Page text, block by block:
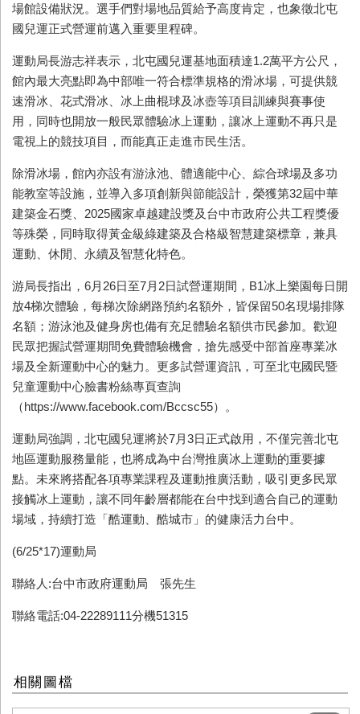
場館設備狀況。選手們對場地品質給予高度肯定，也象徵北屯
國兒運正式營運前邁入重要里程碑。
運動局長游志祥表示，北屯國兒運基地面積達1.2萬平方公尺，
館內最大亮點即為中部唯一符合標準規格的滑冰場，可提供競
速滑冰、花式滑冰、冰上曲棍球及冰壺等項目訓練與賽事使
用，同時也開放一般民眾體驗冰上運動，讓冰上運動不再只是
電視上的競技項目，而能真正走進市民生活。
除滑冰場，館內亦設有游泳池、體適能中心、綜合球場及多功
能教室等設施，並導入多項創新與節能設計，榮獲第32屆中華
建築金石獎、2025國家卓越建設獎及台中市政府公共工程獎優
等殊榮，同時取得黃金級綠建築及合格級智慧建築標章，兼具
運動、休閒、永續及智慧化特色。
游局長指出，6月26日至7月2日試營運期間，B1冰上樂園每日開
放4梯次體驗，每梯次除網路預約名額外，皆保留50名現場排隊
名額；游泳池及健身房也備有充足體驗名額供市民參加。歡迎
民眾把握試營運期間免費體驗機會，搶先感受中部首座專業冰
場及全新運動中心的魅力。更多試營運資訊，可至北屯國民暨
兒童運動中心臉書粉絲專頁查詢
（https://www.facebook.com/Bccsc55）。
運動局強調，北屯國兒運將於7月3日正式啟用，不僅完善北屯
地區運動服務量能，也將成為中台灣推廣冰上運動的重要據
點。未來將搭配各項專業課程及運動推廣活動，吸引更多民眾
接觸冰上運動，讓不同年齡層都能在台中找到適合自己的運動
場域，持續打造「酷運動、酷城市」的健康活力台中。
(6/25*17)運動局
聯絡人:台中市政府運動局 張先生
聯絡電話:04-22289111分機51315
相關圖檔